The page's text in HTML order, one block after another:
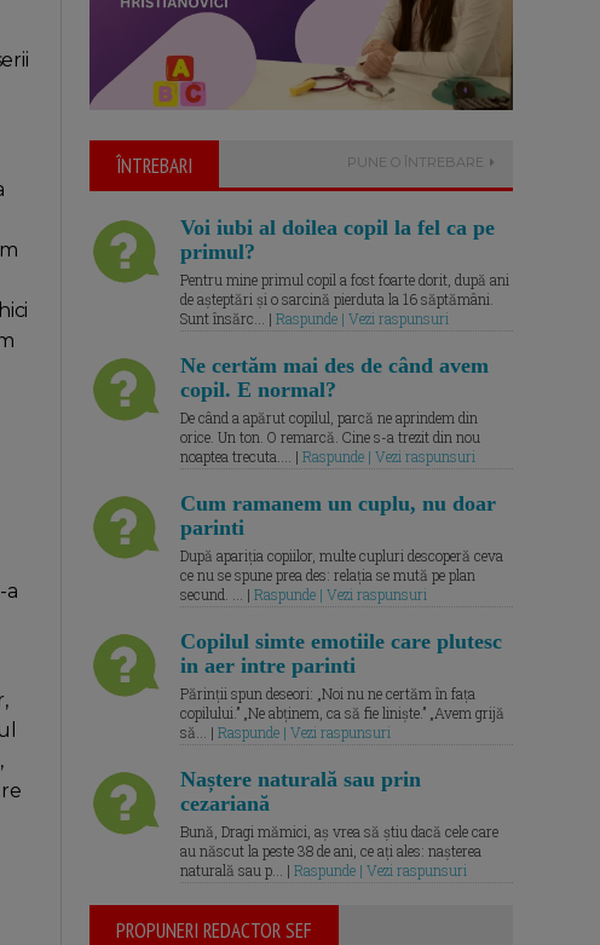
a
ÎNTREBARI PUNE O ÎNTREBARE
Voi iubi al doilea copil la fel ca pe
primul?
Pentru mine primul copil a fost foarte dorit, după ani
de așteptări și o sarcină pierduta la 16 săptămâni.
Sunt însărc... | Raspunde | Vezi raspunsuri
Ne certăm mai des de când avem
copil. E normal?
De când a apărut copilul, parcă ne aprindem din
orice. Un ton. O remarcă. Cine s-a trezit din nou
noaptea trecuta.... | Raspunde | Vezi raspunsuri
Cum ramanem un cuplu, nu doar
parinti
După apariția copiilor, multe cupluri descoperă ceva
ce nu se spune prea des: relația se mută pe plan
secund. ... | Raspunde | Vezi raspunsuri
Copilul simte emotiile care plutesc
in aer intre parinti
Părinții spun deseori: „Noi nu ne certăm în fața
copilului.” „Ne abținem, ca să fie liniște.” „Avem grijă
să... | Raspunde | Vezi raspunsuri
Naștere naturală sau prin
cezariană
Bună, Dragi mămici, aș vrea să știu dacă cele care
au născut la peste 38 de ani, ce ați ales: nașterea
naturală sau p... | Raspunde | Vezi raspunsuri
PROPUNERI REDACTOR SEF